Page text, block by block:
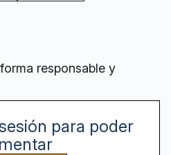
responsable y
para poder